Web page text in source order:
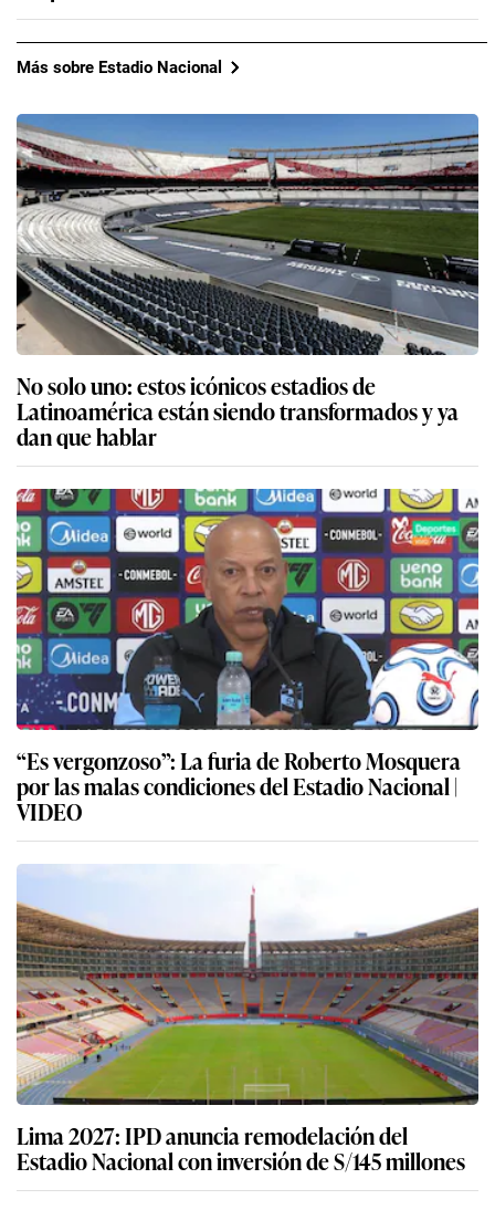
Más sobre Estadio Nacional
No solo uno: estos icónicos estadios de
Latinoamérica están siendo transformados y ya
dan que hablar
“Es vergonzoso”: La furia de Roberto Mosquera
por las malas condiciones del Estadio Nacional |
VIDEO
Lima 2027: IPD anuncia remodelación del
Estadio Nacional con inversión de S/145 millones